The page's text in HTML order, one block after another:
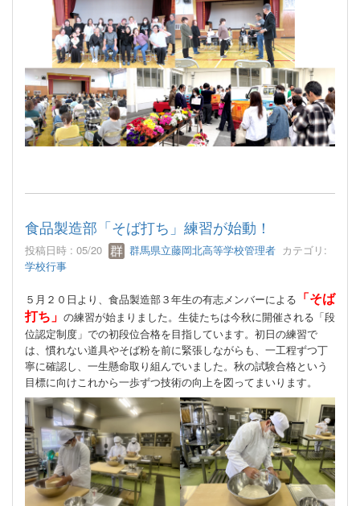
食品製造部「そば打ち」練習が始動！
投稿日時 : 05/20 群馬県立藤岡北高等学校管理者 カテゴリ:
学校行事
５月２０日より、食品製造部３年生の有志メンバーによる 「そば
打ち」 の練習が始まりました。生徒たちは今秋に開催される「段
位認定制度」での初段位合格を目指しています。初日の練習で
は、慣れない道具やそば粉を前に緊張しながらも、一工程ずつ丁
寧に確認し、一生懸命取り組んでいました。秋の試験合格という
目標に向けこれから一歩ずつ技術の向上を図ってまいります。